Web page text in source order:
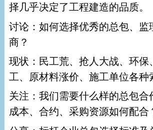
择几乎决定了工程建造的品质。
讨论：如何选择优秀的总包、监
商？
现状：民工荒、抢人大战、环保
工、原材料涨价、施工单位各种
关注：我们需要什么样的总包合
成本、合约、采购资源如何配合